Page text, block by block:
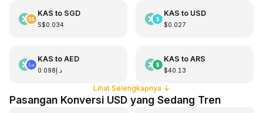
KAS to SGD
S$0.034
KAS to USD
$0.027
KAS to AED
د.إ0.098
KAS to ARS
$40.13
Lihat Selengkapnya ↓
Pasangan Konversi USD yang Sedang Tren